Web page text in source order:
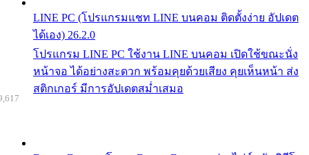
LINE PC (โปรแกรมแชท LINE บนคอม ติดตั้งง่าย อัปเดต
ได้เอง) 26.2.0
โปรแกรม LINE PC ใช้งาน LINE บนคอม เปิดใช้ขณะนั่ง
หน้าจอ ได้อย่างสะดวก พร้อมคุยด้วยเสียง คุยเห็นหน้า ส่ง
สติกเกอร์ มีการอัปเดตสม่ำเสมอ